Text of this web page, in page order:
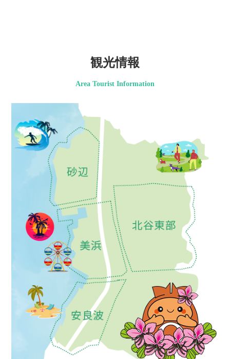
観光情報
Area Tourist Information